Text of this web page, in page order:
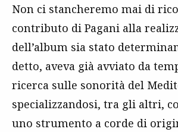
Non ci stancheremo mai di
contributo di Pagani alla
dell’album sia stato
detto, aveva già avviato da
ricerca sulle sonorità del
specializzandosi, tra gli altri,
uno strumento a corde di